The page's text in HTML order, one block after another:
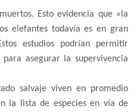
Esto evidencia que «la
elefantes todavía es en gran
estudios podrían permitir
asegurar la supervivencia
salvaje viven en promedio
la lista de especies en vía de